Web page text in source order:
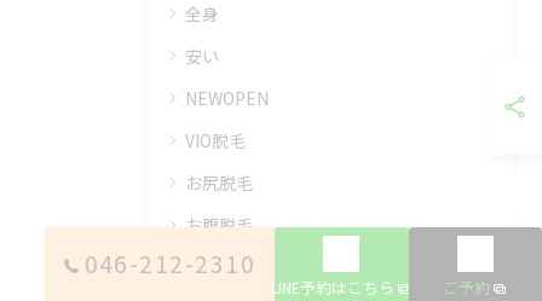
全身
安い
NEWOPEN
VIO脱毛
お尻脱毛
お腹脱毛
ひげ脱毛
046-212-2310
LINE予約はこちら ご予約